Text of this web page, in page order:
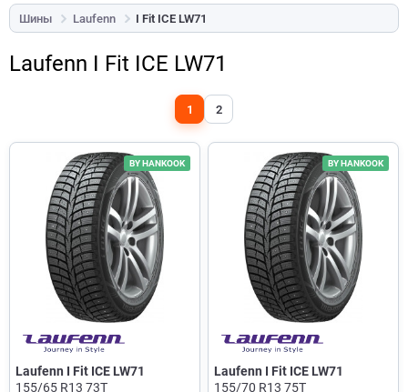
Шины Laufenn I Fit ICE LW71
Laufenn I Fit ICE LW71
1 2
BY HANKOOK
Laufenn I Fit ICE LW71
155/65 R13 73T
BY HANKOOK
Laufenn I Fit ICE LW71
155/70 R13 75T